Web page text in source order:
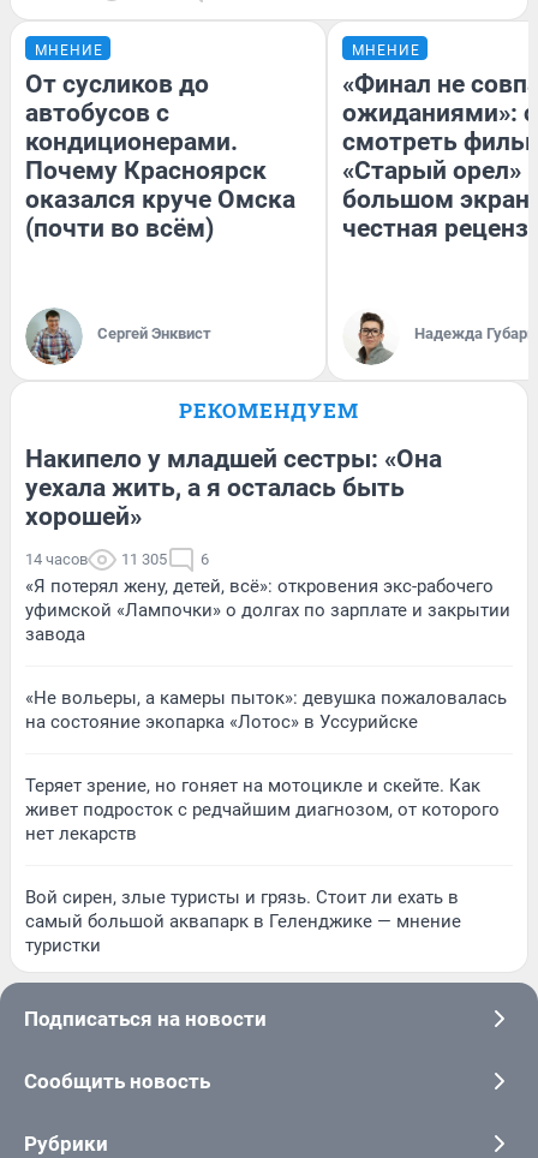
МНЕНИЕ
От сусликов до
автобусов с
кондиционерами.
Почему Красноярск
оказался круче Омска
(почти во всём)
Сергей Энквист
МНЕНИЕ
«Финал не
ожиданиями»:
смотреть
«Старый орел»
большом
честная
Надежда Губарь
РЕКОМЕНДУЕМ
Накипело у младшей сестры: «Она
уехала жить, а я осталась быть
хорошей»
14 часов 11 305 6
«Я потерял жену, детей, всё»: откровения экс-рабочего
уфимской «Лампочки» о долгах по зарплате и закрытии
завода
«Не вольеры, а камеры пыток»: девушка пожаловалась
на состояние экопарка «Лотос» в Уссурийске
Теряет зрение, но гоняет на мотоцикле и скейте. Как
живет подросток с редчайшим диагнозом, от которого
нет лекарств
Вой сирен, злые туристы и грязь. Стоит ли ехать в
самый большой аквапарк в Геленджике — мнение
туристки
Подписаться на новости
Сообщить новость
Рубрики